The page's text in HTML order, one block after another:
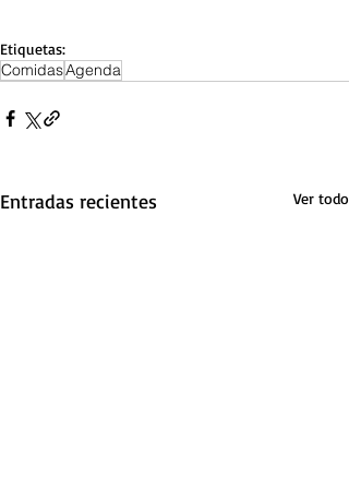
Etiquetas:
ComidasAgenda
Entradas recientes Ver todo